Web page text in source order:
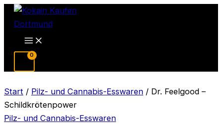
Zum
Inhalt
springen
Main
Menu
Start / Pilz- und Cannabis-Esswaren / Dr. Feelgood –
Schildkrötenpower
Pilz- und Cannabis-Esswaren